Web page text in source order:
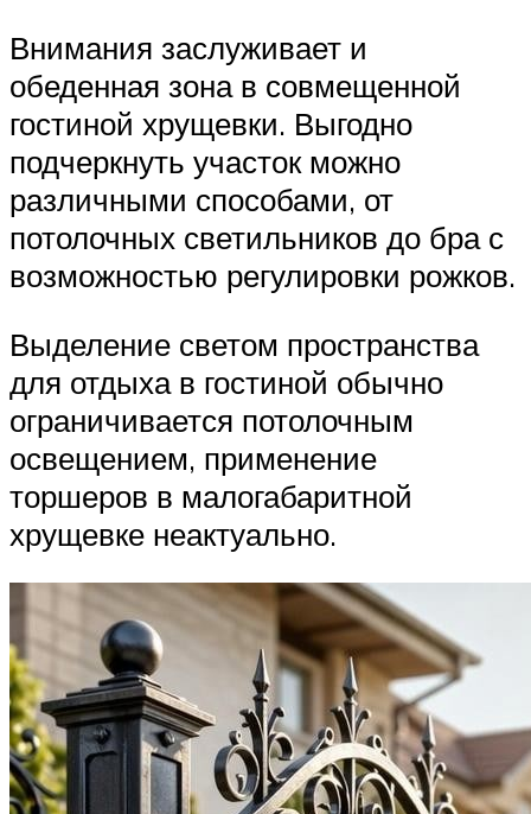
Внимания заслуживает и
обеденная зона в совмещенной
гостиной хрущевки. Выгодно
подчеркнуть участок можно
различными способами, от
потолочных светильников до бра с
возможностью регулировки рожков.
Выделение светом пространства
для отдыха в гостиной обычно
ограничивается потолочным
освещением, применение
торшеров в малогабаритной
хрущевке неактуально.